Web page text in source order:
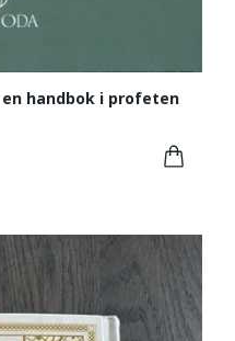
handbok i profeten